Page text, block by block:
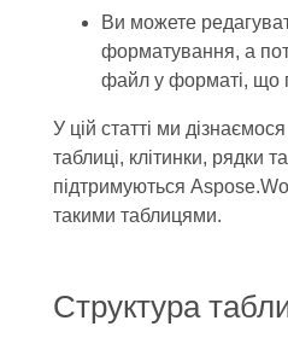
Ви можете
форматування, а
файл у форматі, що
У цій статті ми
таблиці, клітинки, рядки
підтримуються
такими таблицями.
Структура